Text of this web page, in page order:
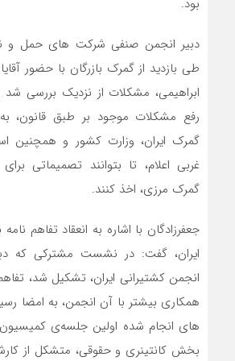
بود.
دبیر انجمن صنفی شرکت های حمل و
طی بازدید از گمرک بازرگان با حضور
ابراهیمی، مشکلات از نزدیک بررسی شد
رفع مشکلات موجود بر طبق قانون، به
گمرک ایران، وزارت کشور و همچنین
غربی اعلام، تا بتوانند تصمیماتی
گمرک مرزی، اخذ کنند.
جعفرزادگان با اشاره به انعقاد تفاهم
ایران، گفت: در نشست مشترکی که
انجمن کشتیرانی ایران، تشکیل شد،
همکاری بیشتر با آن انجمن، به امضا
های انجام شده اولین جلسه‌ی
بخش کانتینری و حقوقی، متشکل از